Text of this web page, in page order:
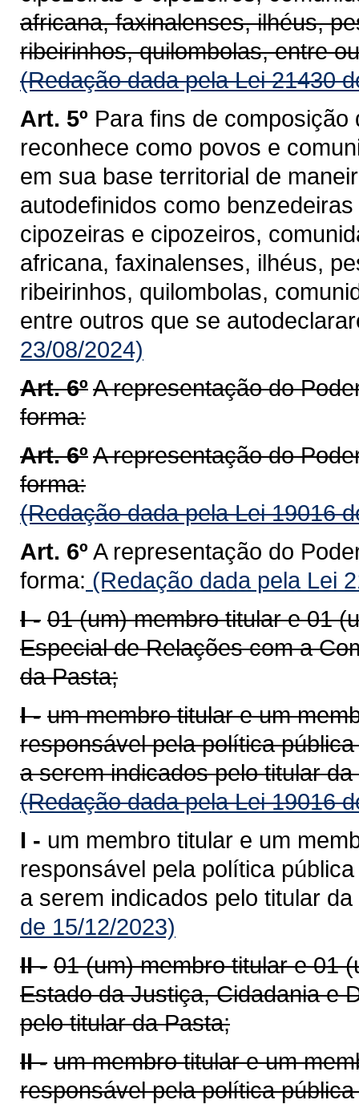
africana, faxinalenses, ilhéus,
ribeirinhos, quilombolas, entre
(Redação dada pela Lei 21430
Art. 5º Para fins de
reconhece como povos e
em sua base territorial de
autodefinidos como
cipozeiras e cipozeiros,
africana, faxinalenses, ilhéus,
ribeirinhos, quilombolas,
entre outros que se
23/08/2024)
Art. 6ºA representação do
forma:
Art. 6ºA representação do
forma:
(Redação dada pela Lei 19016
Art. 6º A representação do
forma: (Redação dada pela Lei
I - 01 (um) membro titular e 01
Especial de Relações com a
da Pasta;
I - um membro titular e um
responsável pela política
a serem indicados pelo titular
(Redação dada pela Lei 19016
I - um membro titular e um
responsável pela política
a serem indicados pelo titular
de 15/12/2023)
II - 01 (um) membro titular e 01
Estado da Justiça, Cidadania e
pelo titular da Pasta;
II - um membro titular e um
responsável pela política